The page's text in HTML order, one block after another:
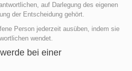
auf Darlegung des eigenen
der Entscheidung gehört.
Person jederzeit ausüben, indem sie
wendet.
bei einer